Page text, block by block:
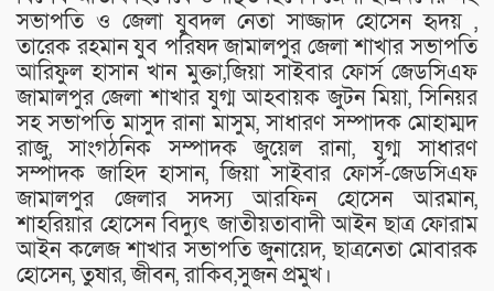
সভাপতি ও জেলা যুবদল নেতা সাজ্জাদ হোসেন হৃদয় ,
তারেক রহমান যুব পরিষদ জামালপুর জেলা শাখার সভাপতি
আরিফুল হাসান খান মুক্তা,জিয়া সাইবার ফোর্স জেডসিএফ
জামালপুর জেলা শাখার যুগ্ম আহবায়ক জুটন মিয়া, সিনিয়র
সহ সভাপতি মাসুদ রানা মাসুম, সাধারণ সম্পাদক মোহাম্মদ
রাজু, সাংগঠনিক সম্পাদক জুয়েল রানা, যুগ্ম সাধারণ
সম্পাদক জাহিদ হাসান, জিয়া সাইবার ফোর্স-জেডসিএফ
জামালপুর জেলার সদস্য আরফিন হোসেন আরমান,
শাহরিয়ার হোসেন বিদ্যুৎ জাতীয়তাবাদী আইন ছাত্র ফোরাম
আইন কলেজ শাখার সভাপতি জুনায়েদ, ছাত্রনেতা মোবারক
হোসেন, তুষার, জীবন, রাকিব,সুজন প্রমুখ।